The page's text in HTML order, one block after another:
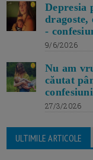
Depresia
dragoste,
-
9/6/2026
Nu am
căutat
27/3/2026
ULTIMILE ARTICOLE